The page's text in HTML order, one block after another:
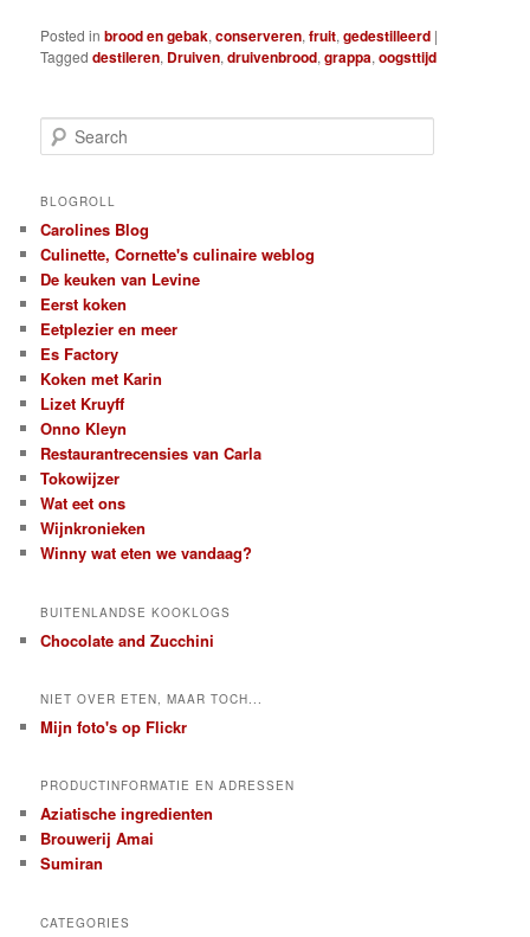
Posted in brood en gebak,conserveren,fruit,gedestilleerd |
Tagged destileren, Druiven,druivenbrood,grappa,oogsttijd
e
r
h
BLOGROLL
Carolines Blog
Culinette, Cornette's culinaire weblog
De keuken van Levine
Eerst koken
Eetplezier en meer
Es Factory
Koken met Karin
Lizet Kruyff
Onno Kleyn
Restaurantrecensies van Carla
Tokowijzer
Wat eet ons
Wijnkronieken
Winny wat eten we vandaag?
BUITENLANDSE KOOKLOGS
Chocolate and Zucchini
NIET OVER ETEN, MAAR TOCH...
Mijn foto's op Flickr
PRODUCTINFORMATIE EN ADRESSEN
Aziatische ingredienten
Brouwerij Amai
Sumiran
CATEGORIES